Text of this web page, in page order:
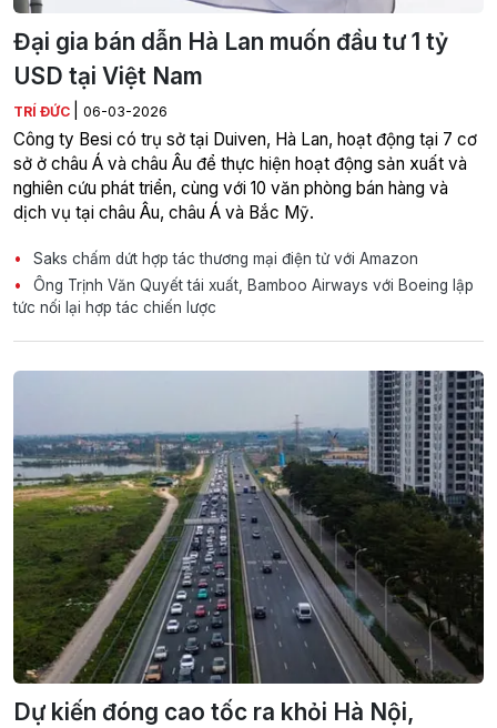
Đại gia bán dẫn Hà Lan muốn đầu tư 1 tỷ
USD tại Việt Nam
TRÍ ĐỨC 06-03-2026
Công ty Besi có trụ sở tại Duiven, Hà Lan, hoạt động tại 7 cơ
sở ở châu Á và châu Âu để thực hiện hoạt động sản xuất và
nghiên cứu phát triển, cùng với 10 văn phòng bán hàng và
dịch vụ tại châu Âu, châu Á và Bắc Mỹ.
Saks chấm dứt hợp tác thương mại điện tử với Amazon
Ông Trịnh Văn Quyết tái xuất, Bamboo Airways với Boeing lập
tức nối lại hợp tác chiến lược
Dự kiến đóng cao tốc ra khỏi Hà Nội,